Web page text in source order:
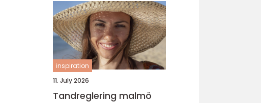
inspiration
11. July 2026
Tandreglering malmö